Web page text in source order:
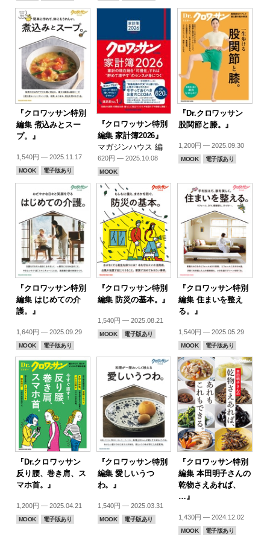
『クロワッサン特別
編集 煮込みとスー
プ。』
1,540円 — 2025.11.17
MOOK 電子版あり
『クロワッサン特別
編集 家計簿2026』
マガジンハウス 編
620円 — 2025.10.08
MOOK
『Dr.クロワッサン
股関節と膝。』
1,200円 — 2025.09.30
MOOK 電子版あり
『クロワッサン特別
編集 はじめての介
護。』
1,640円 — 2025.09.29
MOOK 電子版あり
『クロワッサン特別
編集 防災の基本。』
1,540円 — 2025.08.21
MOOK 電子版あり
『クロワッサン特別
編集 住まいを整え
る。』
1,540円 — 2025.05.29
MOOK 電子版あり
『Dr.クロワッサン
反り腰、巻き肩、ス
マホ首。』
1,200円 — 2025.04.21
MOOK 電子版あり
『クロワッサン特別
編集 愛しいうつ
わ。』
1,540円 — 2025.03.31
MOOK 電子版あり
『クロワッサン特別
編集 本田明子さんの
乾物さえあれば、
…』
1,430円 — 2024.12.02
MOOK 電子版あり